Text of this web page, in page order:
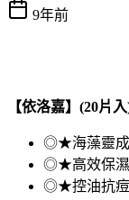
9年前
【依洛嘉】(20片
◎★海藻靈成
◎★高效保濕
◎★控油抗痘